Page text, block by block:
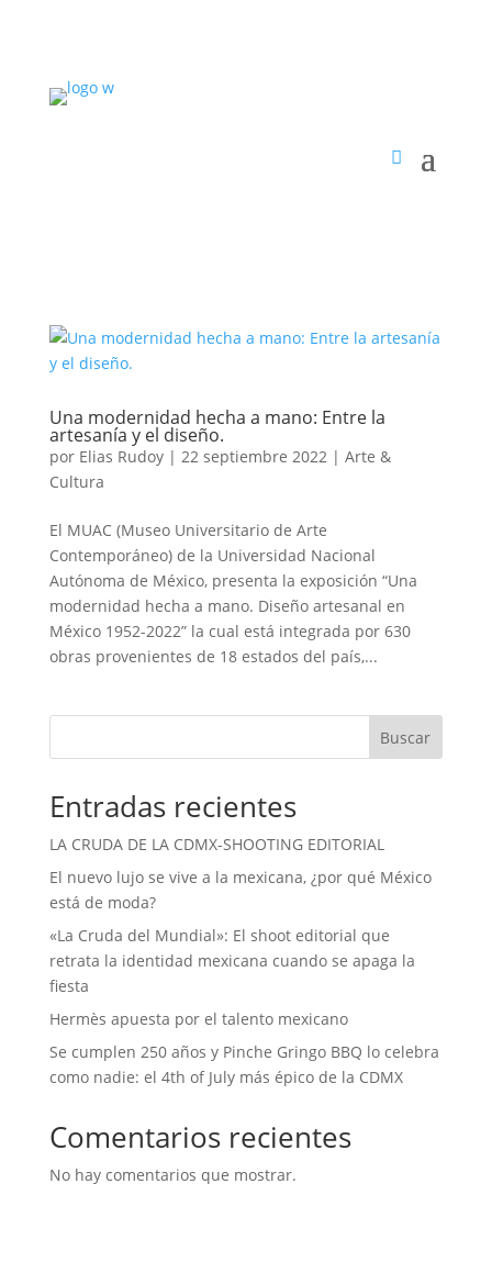
Una modernidad hecha a mano: Entre la
artesanía y el diseño.
por Elias Rudoy| 22 septiembre 2022| Arte &
Cultura
El MUAC (Museo Universitario de Arte
Contemporáneo) de la Universidad Nacional
Autónoma de México, presenta la exposición “Una
modernidad hecha a mano. Diseño artesanal en
México 1952-2022” la cual está integrada por 630
obras provenientes de 18 estados del país,...
Buscar
Entradas recientes
LA CRUDA DE LA CDMX-SHOOTING EDITORIAL
El nuevo lujo se vive a la mexicana, ¿por qué México
está de moda?
«La Cruda del Mundial»: El shoot editorial que
retrata la identidad mexicana cuando se apaga la
fiesta
Hermès apuesta por el talento mexicano
Se cumplen 250 años y Pinche Gringo BBQ lo celebra
como nadie: el 4th of July más épico de la CDMX
Comentarios recientes
No hay comentarios que mostrar.